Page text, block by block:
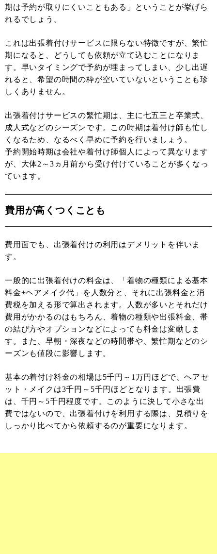
期は予約が取りにくいこともある」ということが挙げら
れるでしょう。
これは出張着付けサービスに限らない特徴ですが、繁忙
期になると、どうしても依頼が立て込むことになりま
す。早いタイミングで予約が埋まってしまい、少し出遅
れると、希望の時間の枠が空いていないということも珍
しくありません。
出張着付けサービスの繁忙期は、主に七五三と卒業式、
成人式などのシーズンです。この時期は着付け師も忙し
くなるため、なるべく早めに予約を行いましょう。
予約開始時期は会社や着付け師個人によって異なります
が、大体2～3ヵ月前から受け付けていることが多くなっ
ています。
費用が高くつくことも
費用面でも、出張着付けの利用はデメリットを伴いま
す。
一般的に出張着付けの料金は、「着物の種類による基本
料金+ヘアメイク代」を人数分と、それに出張料金と消
費税を加える形で算出されます。人数が多いとそれだけ
費用がかかるのはもちろん、着物の種類や出張料金、帯
の結び方やオプションなどによっても料金は変動しま
す。また、早朝・深夜などの時間帯や、繁忙期などのシ
ーズンも値段に影響します。
基本の着付け料金の相場は5千円～1万円ほどで、ヘアセ
ット・メイクは3千円～5千円ほどとなります。出張費
は、千円～5千円程度です。このように決して小さな出
費ではないので、出張着付けを利用する際は、見積りを
しっかり比べてから依頼するのが重要になります。